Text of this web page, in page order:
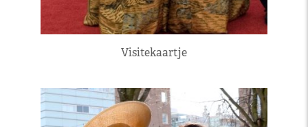
Visitekaartje